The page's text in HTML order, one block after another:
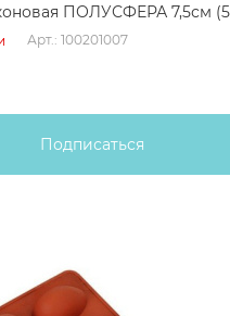
ПОЛУСФЕРА 7,5см (5
Арт.: 100201007
Подписаться